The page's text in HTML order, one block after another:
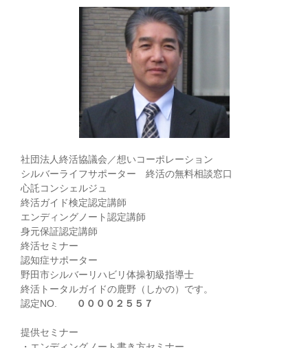
社団法人終活協議会／想いコーポレーション
シルバーライフサポーター 終活の無料相談窓口
心託コンシェルジュ
終活ガイド検定認定講師
エンディングノート認定講師
身元保証認定講師
終活セミナー
認知症サポーター
野田市シルバーリハビリ体操初級指導士
終活トータルガイドの鹿野（しかの）です。
認定NO.
００００２５５７
提供セミナー